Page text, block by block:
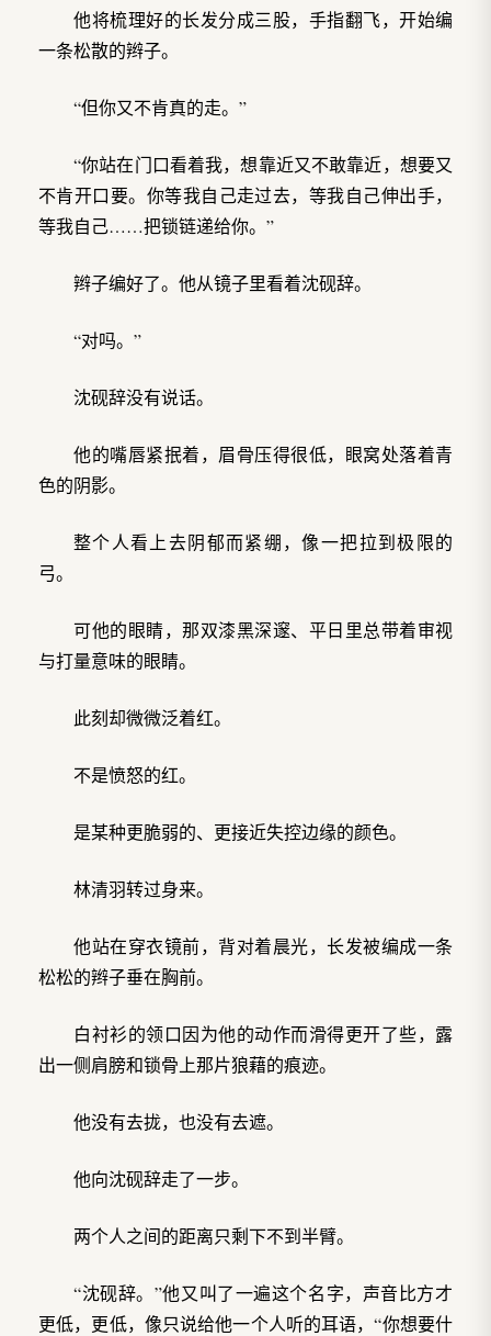
他将梳理好的长发分成三股，手指翻飞，开始编
一条松散的辫子。
“但你又不肯真的走。”
“你站在门口看着我，想靠近又不敢靠近，想要又
不肯开口要。你等我自己走过去，等我自己伸出手，
等我自己……把锁链递给你。”
辫子编好了。他从镜子里看着沈砚辞。
“对吗。”
沈砚辞没有说话。
他的嘴唇紧抿着，眉骨压得很低，眼窝处落着青
色的阴影。
整个人看上去阴郁而紧绷，像一把拉到极限的
弓。
可他的眼睛，那双漆黑深邃、平日里总带着审视
与打量意味的眼睛。
此刻却微微泛着红。
不是愤怒的红。
是某种更脆弱的、更接近失控边缘的颜色。
林清羽转过身来。
他站在穿衣镜前，背对着晨光，长发被编成一条
松松的辫子垂在胸前。
白衬衫的领口因为他的动作而滑得更开了些，露
出一侧肩膀和锁骨上那片狼藉的痕迹。
他没有去拢，也没有去遮。
他向沈砚辞走了一步。
两个人之间的距离只剩下不到半臂。
“沈砚辞。”他又叫了一遍这个名字，声音比方才
更低，更低，像只说给他一个人听的耳语，“你想要什